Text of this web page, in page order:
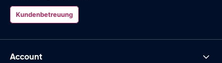
Kundenbetreuung
Account